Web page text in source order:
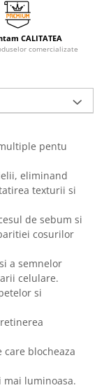
CALITATEA
comercializate
pentu
eliminand
texturii si
de sebum si
cosurilor
a semnelor
celulare.
si
blocheaza
mai luminoasa.